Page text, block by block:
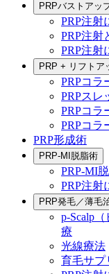
PRPバストアッ
PRP注射
PRP注射
PRP注射
PRP + リフトア
PRPコラ
PRPスレ
PRPコラ
PRPコラ
PRP形成術
PRP-MI脱脂術
PRP-MI
PRP注射
PRP発毛／薄毛
p-Scalp
療
光線療法
育毛サプ